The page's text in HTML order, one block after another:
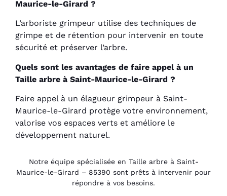
Maurice-le-Girard ?
L’arboriste grimpeur utilise des techniques de
grimpe et de rétention pour intervenir en toute
sécurité et préserver l’arbre.
Quels sont les avantages de faire appel à un
Taille arbre à Saint-Maurice-le-Girard ?
Faire appel à un élagueur grimpeur à Saint-
Maurice-le-Girard protège votre environnement,
valorise vos espaces verts et améliore le
développement naturel.
Notre équipe spécialisée en Taille arbre à Saint-
Maurice-le-Girard – 85390 sont prêts à intervenir pour
répondre à vos besoins.